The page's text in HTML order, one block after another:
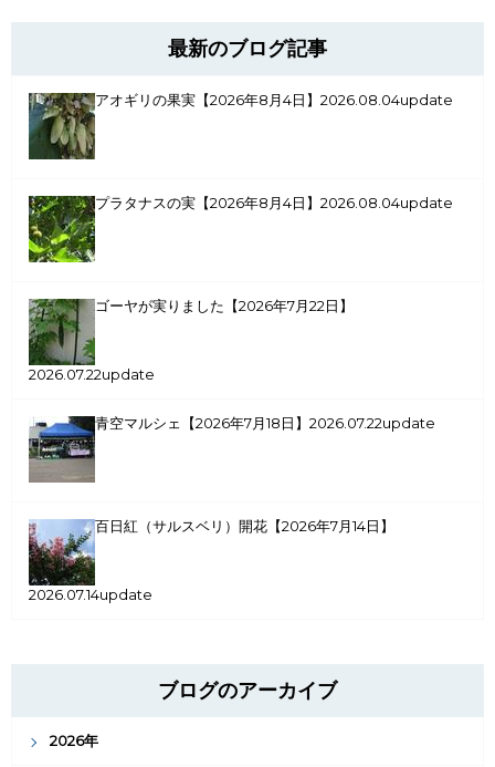
最新のブログ記事
アオギリの果実【2026年8月4日】 2026.08.04update
プラタナスの実【2026年8月4日】 2026.08.04update
ゴーヤが実りました【2026年7月22日】
2026.07.22update
青空マルシェ【2026年7月18日】 2026.07.22update
百日紅（サルスベリ）開花【2026年7月14日】
2026.07.14update
ブログのアーカイブ
2026年